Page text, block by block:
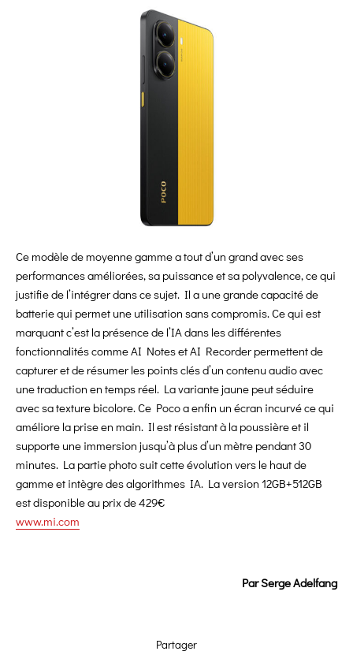
Ce modèle de moyenne gamme a tout d’un grand avec ses
performances améliorées, sa puissance et sa polyvalence, ce qui
justifie de l’intégrer dans ce sujet. Il a une grande capacité de
batterie qui permet une utilisation sans compromis. Ce qui est
marquant c’est la présence de l’IA dans les différentes
fonctionnalités comme AI Notes et AI Recorder permettent de
capturer et de résumer les points clés d’un contenu audio avec
une traduction en temps réel. La variante jaune peut séduire
avec sa texture bicolore. Ce Poco a enfin un écran incurvé ce qui
améliore la prise en main. Il est résistant à la poussière et il
supporte une immersion jusqu’à plus d’un mètre pendant 30
minutes. La partie photo suit cette évolution vers le haut de
gamme et intègre des algorithmes IA. La version 12GB+512GB
est disponible au prix de 429€
www.mi.com
Par Serge Adelfang
Partager